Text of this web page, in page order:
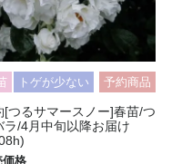
トゲが少ない 予約商品
[つるサマースノー]春苗/つ
ラ/4月中旬以降お届け